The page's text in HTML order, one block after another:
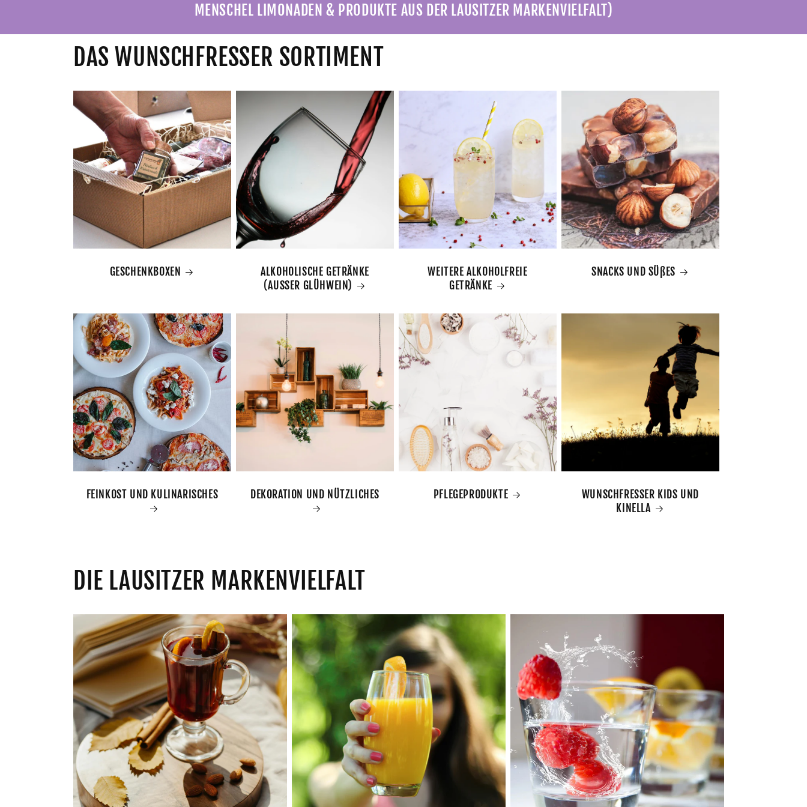
MENSCHEL LIMONADEN & PRODUKTE AUS DER LAUSITZER MARKENVIELFALT)
DAS WUNSCHFRESSER SORTIMENT
GESCHENKBOXEN
ALKOHOLISCHE GETRÄNKE
(AUSSER GLÜHWEIN)
WEITERE ALKOHOLFREIE
GETRÄNKE
SNACKS UND SÜßES
FEINKOST UND KULINARISCHES DEKORATION UND NÜTZLICHES PFLEGEPRODUKTE
WUNSCHFRESSER KIDS UND
KINELLA
DIE LAUSITZER MARKENVIELFALT